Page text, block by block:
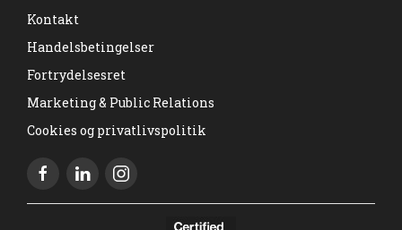
Kontakt
Handelsbetingelser
Fortrydelsesret
Marketing & Public Relations
Cookies og privatlivspolitik